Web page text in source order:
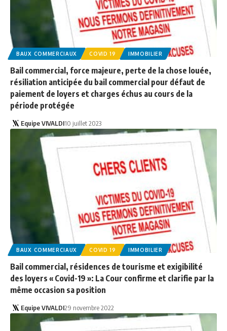
BAUX COMMERCIAUX COVID 19 IMMOBILIER
Bail commercial, force majeure, perte de la chose louée,
résiliation anticipée du bail commercial pour défaut de
paiement de loyers et charges échus au cours de la
période protégée
Equipe VIVALDI10 juillet 2023
BAUX COMMERCIAUX COVID 19 IMMOBILIER
Bail commercial, résidences de tourisme et exigibilité
des loyers « Covid-19 »: La Cour confirme et clarifie par la
même occasion sa position
Equipe VIVALDI29 novembre 2022